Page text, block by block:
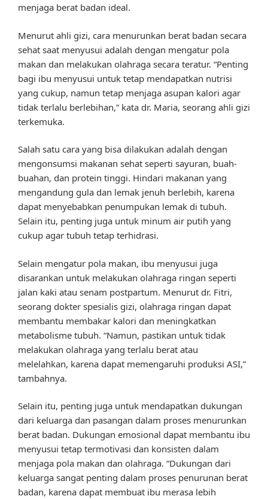
menjaga berat badan ideal.
Menurut ahli gizi, cara menurunkan berat badan secara
sehat saat menyusui adalah dengan mengatur pola
makan dan melakukan olahraga secara teratur. “Penting
bagi ibu menyusui untuk tetap mendapatkan nutrisi
yang cukup, namun tetap menjaga asupan kalori agar
tidak terlalu berlebihan,” kata dr. Maria, seorang ahli gizi
terkemuka.
Salah satu cara yang bisa dilakukan adalah dengan
mengonsumsi makanan sehat seperti sayuran, buah-
buahan, dan protein tinggi. Hindari makanan yang
mengandung gula dan lemak jenuh berlebih, karena
dapat menyebabkan penumpukan lemak di tubuh.
Selain itu, penting juga untuk minum air putih yang
cukup agar tubuh tetap terhidrasi.
Selain mengatur pola makan, ibu menyusui juga
disarankan untuk melakukan olahraga ringan seperti
jalan kaki atau senam postpartum. Menurut dr. Fitri,
seorang dokter spesialis gizi, olahraga ringan dapat
membantu membakar kalori dan meningkatkan
metabolisme tubuh. “Namun, pastikan untuk tidak
melakukan olahraga yang terlalu berat atau
melelahkan, karena dapat memengaruhi produksi ASI,”
tambahnya.
Selain itu, penting juga untuk mendapatkan dukungan
dari keluarga dan pasangan dalam proses menurunkan
berat badan. Dukungan emosional dapat membantu ibu
menyusui tetap termotivasi dan konsisten dalam
menjaga pola makan dan olahraga. “Dukungan dari
keluarga sangat penting dalam proses penurunan berat
badan, karena dapat membuat ibu merasa lebih